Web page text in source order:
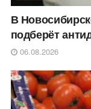
В
подберёт
06.08.2026